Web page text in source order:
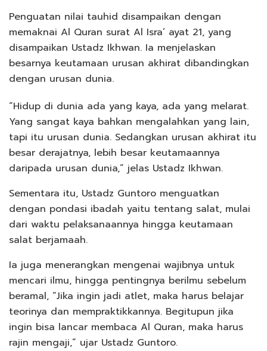
Penguatan nilai tauhid disampaikan dengan
memaknai Al Quran surat Al Isra’ ayat 21, yang
disampaikan Ustadz Ikhwan. Ia menjelaskan
besarnya keutamaan urusan akhirat dibandingkan
dengan urusan dunia.
“Hidup di dunia ada yang kaya, ada yang melarat.
Yang sangat kaya bahkan mengalahkan yang lain,
tapi itu urusan dunia. Sedangkan urusan akhirat itu
besar derajatnya, lebih besar keutamaannya
daripada urusan dunia,” jelas Ustadz Ikhwan.
Sementara itu, Ustadz Guntoro menguatkan
dengan pondasi ibadah yaitu tentang salat, mulai
dari waktu pelaksanaannya hingga keutamaan
salat berjamaah.
Ia juga menerangkan mengenai wajibnya untuk
mencari ilmu, hingga pentingnya berilmu sebelum
beramal, “Jika ingin jadi atlet, maka harus belajar
teorinya dan mempraktikkannya. Begitupun jika
ingin bisa lancar membaca Al Quran, maka harus
rajin mengaji,” ujar Ustadz Guntoro.